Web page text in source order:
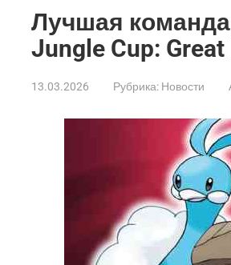
Лучшая команда
Jungle Cup:
13.03.2026 Рубрика: Новости